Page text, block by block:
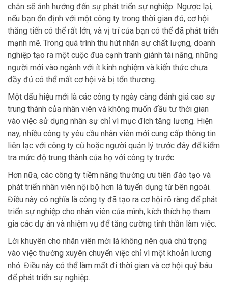
chắn sẽ ảnh hưởng đến sự phát triển sự nghiệp. Ngược lại,
nếu bạn ổn định với một công ty trong thời gian đó, cơ hội
thăng tiến có thể rất lớn, và vị trí của bạn có thể đã phát triển
mạnh mẽ. Trong quá trình thu hút nhân sự chất lượng, doanh
nghiệp tạo ra một cuộc đua cạnh tranh giành tài năng, những
người mới vào ngành với ít kinh nghiệm và kiến thức chưa
đầy đủ có thể mất cơ hội và bị tổn thương.
Một dấu hiệu mới là các công ty ngày càng đánh giá cao sự
trung thành của nhân viên và không muốn đầu tư thời gian
vào việc sử dụng nhân sự chỉ vì mục đích tăng lương. Hiện
nay, nhiều công ty yêu cầu nhân viên mới cung cấp thông tin
liên lạc với công ty cũ hoặc người quản lý trước đây để kiểm
tra mức độ trung thành của họ với công ty trước.
Hơn nữa, các công ty tiềm năng thường ưu tiên đào tạo và
phát triển nhân viên nội bộ hơn là tuyển dụng từ bên ngoài.
Điều này có nghĩa là công ty đã tạo ra cơ hội rõ ràng để phát
triển sự nghiệp cho nhân viên của mình, kích thích họ tham
gia các dự án và nhiệm vụ để tăng cường tinh thần làm việc.
Lời khuyên cho nhân viên mới là không nên quá chú trọng
vào việc thường xuyên chuyển việc chỉ vì một khoản lương
nhỏ. Điều này có thể làm mất đi thời gian và cơ hội quý báu
để phát triển sự nghiệp.